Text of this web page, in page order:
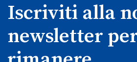
Iscriviti alla
newsletter